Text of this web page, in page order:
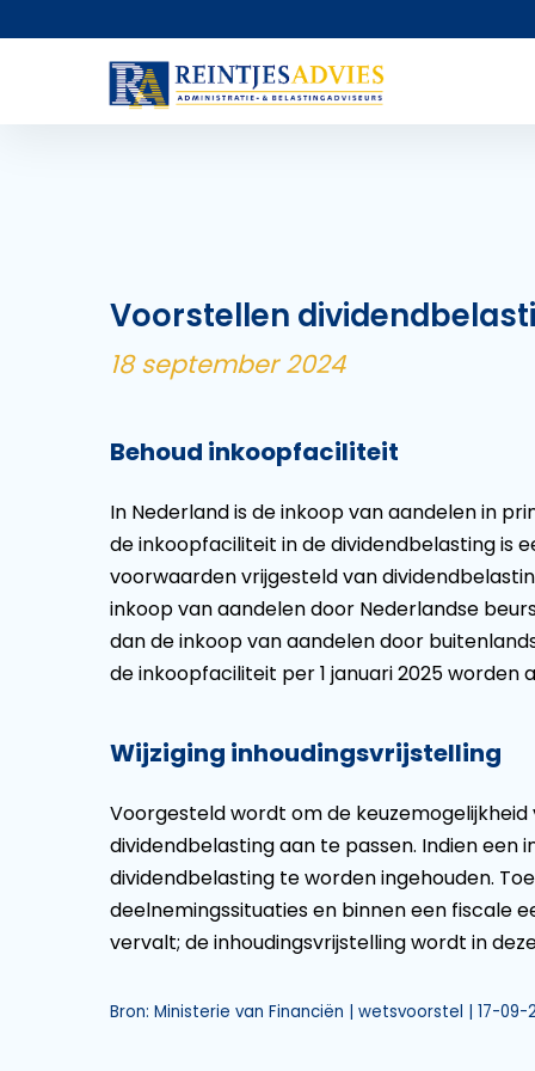
Voorstellen
18 september 2024
Behoud inkoopfaciliteit
In Nederland is de inkoop van aandelen in
de inkoopfaciliteit in de dividendbelasting is
voorwaarden vrijgesteld van
inkoop van aandelen door Nederlandse
dan de inkoop van aandelen door
de inkoopfaciliteit per 1 januari 2025
Wijziging inhoudingsvrijstelling
Voorgesteld wordt om de
dividendbelasting aan te passen. Indien een
dividendbelasting te worden ingehouden.
deelnemingssituaties en binnen een fiscale
vervalt; de inhoudingsvrijstelling wordt in
Bron: Ministerie van Financiën | wetsvoorstel | 17-09-